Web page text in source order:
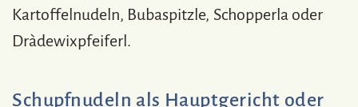
Kartoffelnudeln, Bubaspitzle, Schopperla oder
Dràdewixpfeiferl.
Schupfnudeln als Hauptgericht oder